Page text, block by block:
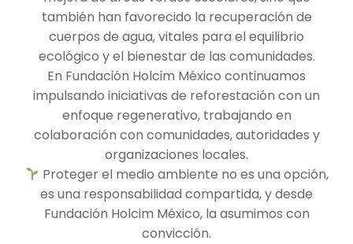
también han favorecido la recuperación de
cuerpos de agua, vitales para el equilibrio
ecológico y el bienestar de las comunidades.
En Fundación Holcim México continuamos
impulsando iniciativas de reforestación con un
enfoque regenerativo, trabajando en
colaboración con comunidades, autoridades y
organizaciones locales.
Proteger el medio ambiente no es una opción,
es una responsabilidad compartida, y desde
Fundación Holcim México, la asumimos con
convicción.